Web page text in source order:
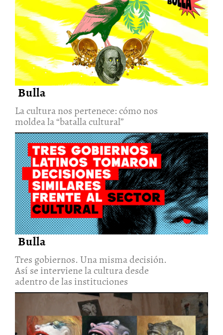
La cultura nos pertenece: cómo
nos moldea la “batalla cultural”
6/Ago/2026
Bulla
La cultura nos pertenece: cómo nos
moldea la “batalla cultural”
Tres gobiernos. Una misma
decisión. Así se interviene la
cultura desde adentro de las
instituciones
Bulla
Tres gobiernos. Una misma decisión.
Así se interviene la cultura desde
adentro de las instituciones